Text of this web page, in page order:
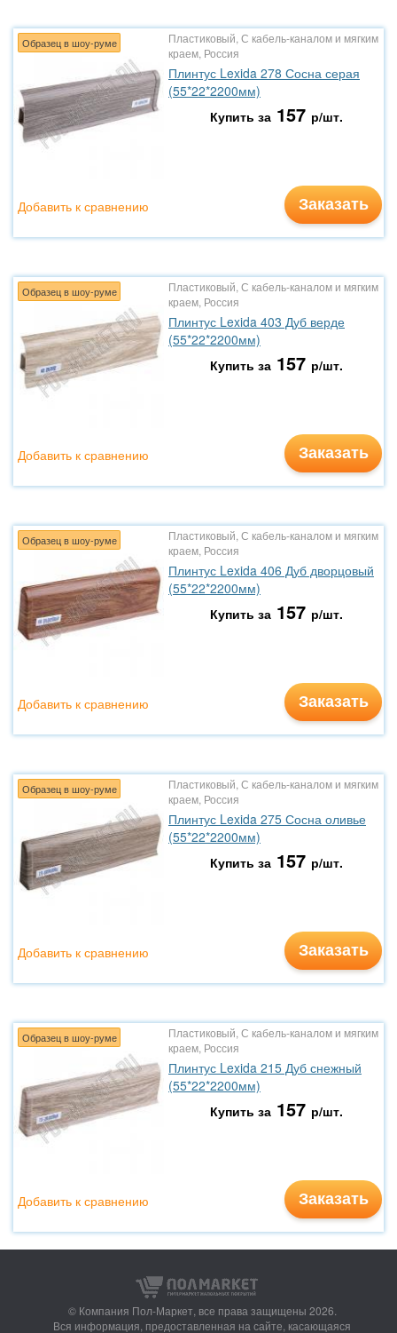
Образец в шоу-руме
Пластиковый, С кабель-каналом и мягким
краем, Россия
Плинтус Lexida 278 Сосна серая
(55*22*2200мм)
Купить за 157 р/шт.
Заказать
Добавить к сравнению
Образец в шоу-руме
Пластиковый, С кабель-каналом и мягким
краем, Россия
Плинтус Lexida 403 Дуб верде
(55*22*2200мм)
Купить за 157 р/шт.
Заказать
Добавить к сравнению
Образец в шоу-руме
Пластиковый, С кабель-каналом и мягким
краем, Россия
Плинтус Lexida 406 Дуб дворцовый
(55*22*2200мм)
Купить за 157 р/шт.
Заказать
Добавить к сравнению
Образец в шоу-руме
Пластиковый, С кабель-каналом и мягким
краем, Россия
Плинтус Lexida 275 Сосна оливье
(55*22*2200мм)
Купить за 157 р/шт.
Заказать
Добавить к сравнению
Образец в шоу-руме
Пластиковый, С кабель-каналом и мягким
краем, Россия
Плинтус Lexida 215 Дуб снежный
(55*22*2200мм)
Купить за 157 р/шт.
Заказать
Добавить к сравнению
© Компания Пол-Маркет, все права защищены 2026.
Вся информация, предоставленная на сайте, касающаяся